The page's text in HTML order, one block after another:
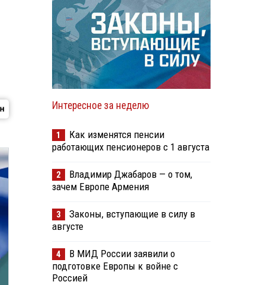
Интересное за неделю
1
Как изменятся пенсии
работающих пенсионеров с 1 августа
2
Владимир Джабаров — о том,
зачем Европе Армения
3
Законы, вступающие в силу в
августе
4
В МИД России заявили о
подготовке Европы к войне с
Россией